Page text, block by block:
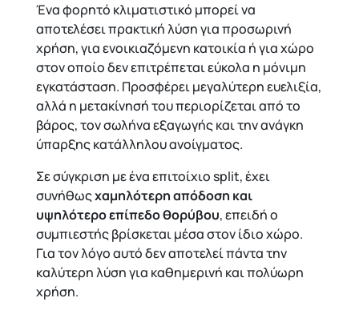
Ένα φορητό κλιματιστικό μπορεί να
αποτελέσει πρακτική λύση για προσωρινή
χρήση, για ενοικιαζόμενη κατοικία ή για χώρο
στον οποίο δεν επιτρέπεται εύκολα η μόνιμη
εγκατάσταση. Προσφέρει μεγαλύτερη ευελιξία,
αλλά η μετακίνησή του περιορίζεται από το
βάρος, τον σωλήνα εξαγωγής και την ανάγκη
ύπαρξης κατάλληλου ανοίγματος.
Σε σύγκριση με ένα επιτοίχιο split, έχει
συνήθωςχαμηλότερη απόδοση και
υψηλότερο επίπεδο θορύβου, επειδή ο
συμπιεστής βρίσκεται μέσα στον ίδιο χώρο.
Για τον λόγο αυτό δεν αποτελεί πάντα την
καλύτερη λύση για καθημερινή και πολύωρη
χρήση.